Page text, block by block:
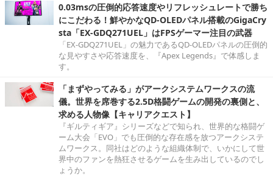
0.03msの圧倒的応答速度やリフレッシュレートで勝ち
にこだわる！鮮やかなQD-OLEDパネル搭載のGigaCry
sta「EX-GDQ271UEL」はFPSゲーマー注目の武器
「EX-GDQ271UEL」の魅力であるQD-OLEDパネルの圧倒的
な見やすさや応答速度を、『Apex Legends』で体感しま
す。
「まずやってみる」がアークシステムワークスの流
儀。世界を席巻する2.5D格闘ゲームの開発の裏側と、
求める人物像【キャリアクエスト】
『ギルティギア』シリーズなどで知られ、世界的な格闘ゲ
ーム大会「EVO」でも圧倒的な存在感を放つアークシステ
ムワークス。同社はどのような組織体制で、いかにして世
界中のファンを熱狂させるゲームを生み出しているのでし
ょうか。